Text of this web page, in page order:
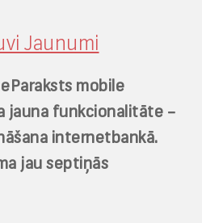
Jaunumi
mobile
jauna funkcionalitāte –
internetbankā.
jau septiņās